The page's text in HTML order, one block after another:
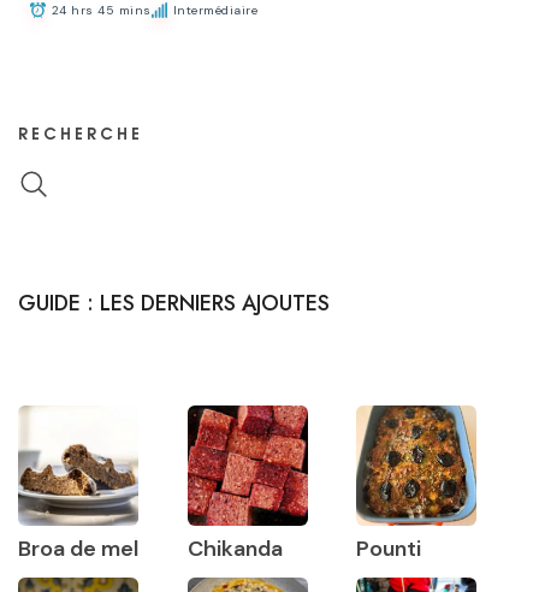
24 hrs 45 mins Intermédiaire
RECHERCHE
GUIDE : LES DERNIERS AJOUTES
Broa de mel Chikanda Pounti